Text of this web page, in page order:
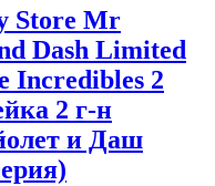
Store Mr
Dash Limited
Incredibles 2
2 г-н
и Даш